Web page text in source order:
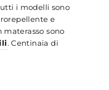
i modelli sono
e
sono
. Centinaia di